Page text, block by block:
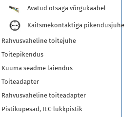
Avatud otsaga võrgukaabel
Kaitsmekontaktiga pikendusjuhe
Rahvusvaheline toitejuhe
Toitepikendus
Kuuma seadme laiendus
Toiteadapter
Rahvusvaheline toiteadapter
Pistikupesad, IEC-lukkpistik